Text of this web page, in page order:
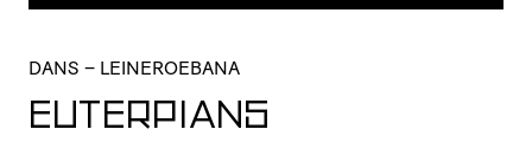
DANS – LEINEROEBANA
EUTERPIANS